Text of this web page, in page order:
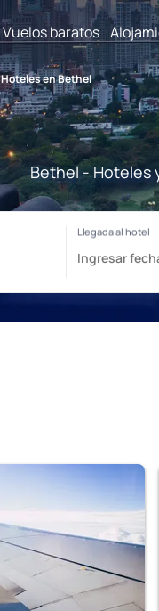
Vuelos baratos
Hoteles en Bethel
Bethel - Hoteles